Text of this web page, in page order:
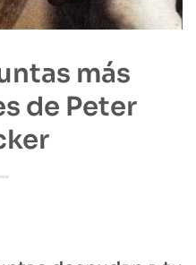
más
de Peter